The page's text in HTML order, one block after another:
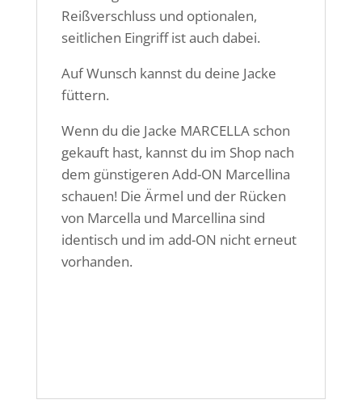
Reißverschluss und optionalen,
seitlichen Eingriff ist auch dabei.
Auf Wunsch kannst du deine Jacke
füttern.
Wenn du die Jacke MARCELLA schon
gekauft hast, kannst du im Shop nach
dem günstigeren Add-ON Marcellina
schauen! Die Ärmel und der Rücken
von Marcella und Marcellina sind
identisch und im add-ON nicht erneut
vorhanden.